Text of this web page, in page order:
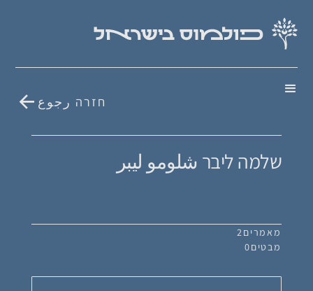
חזרה رجوع
שלמה ליבר شلومو ليبر
מאמרים2
מבטים0